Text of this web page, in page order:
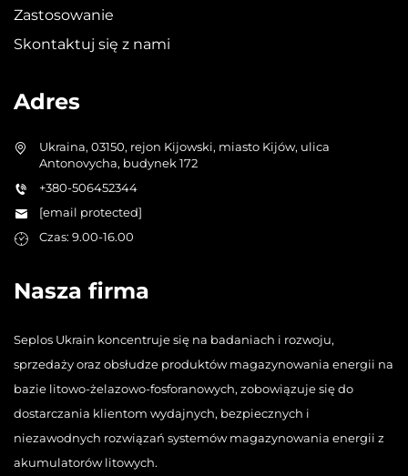
Zastosowanie
Skontaktuj się z nami
Adres
Ukraina, 03150, rejon Kijowski, miasto Kijów, ulica
Antonovycha, budynek 172
+380-506452344
[email protected]
Czas: 9.00-16.00
Nasza firma
Seplos Ukrain koncentruje się na badaniach i rozwoju,
sprzedaży oraz obsłudze produktów magazynowania energii na
bazie litowo-żelazowo-fosforanowych, zobowiązuje się do
dostarczania klientom wydajnych, bezpiecznych i
niezawodnych rozwiązań systemów magazynowania energii z
akumulatorów litowych.